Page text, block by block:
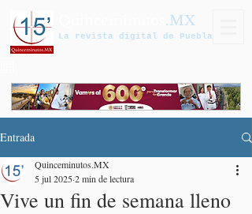
.MX
La revista digital de Puebla
Entrada
Vive un fin de semana lleno
Quinceminutos.MX
5 jul 20252 min de lectura